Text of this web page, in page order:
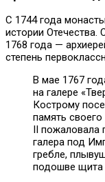
С 1744 года
истории Отечества.
1768 года —
степень
В мае 1767
на галере
Кострому
память
II пожаловала
галера под
гребле,
подошве щита